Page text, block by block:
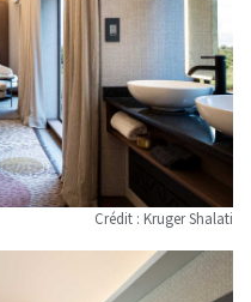
Crédit : Kruger Shalati